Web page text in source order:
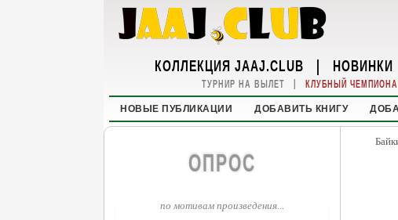
КОЛЛЕКЦИЯ JAAJ.CLUB | НОВИНКИ
ТУРНИР НА ВЫЛЕТ | КЛУБНЫЙ
НОВЫЕ ПУБЛИКАЦИИ ДОБАВИТЬ КНИГУ
ОПРОС
по мотивам произведения...